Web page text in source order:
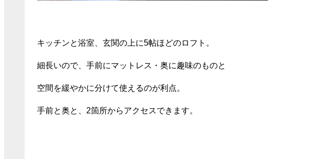
キッチンと浴室、玄関の上に5帖ほどのロフト。
細長いので、手前にマットレス・奥に趣味のものと
空間を緩やかに分けて使えるのが利点。
手前と奥と、2箇所からアクセスできます。